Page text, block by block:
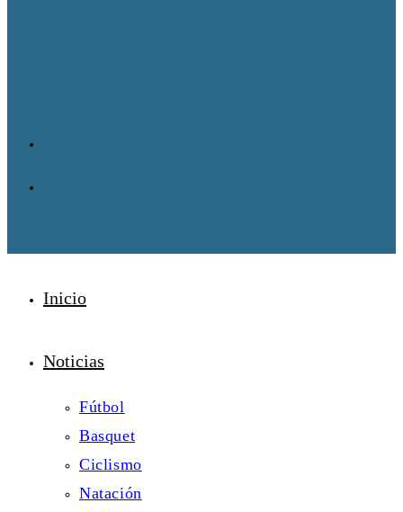
Inicio
Noticias
Fútbol
Basquet
Ciclismo
Natación